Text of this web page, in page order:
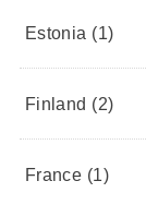
Estonia (1)
Finland (2)
France (1)